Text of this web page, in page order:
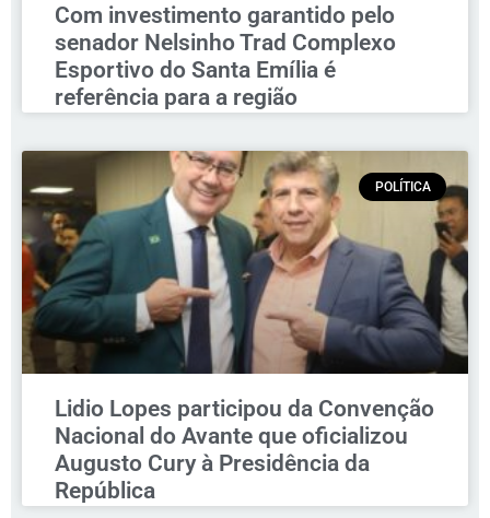
Com investimento garantido pelo
senador Nelsinho Trad Complexo
Esportivo do Santa Emília é
referência para a região
POLÍTICA
Lidio Lopes participou da Convenção
Nacional do Avante que oficializou
Augusto Cury à Presidência da
República